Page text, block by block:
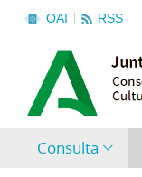
OAI RSS
Consulta